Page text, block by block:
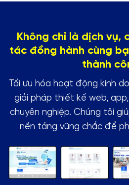
Không chỉ là dịch vụ,
tác đồng hành cùng
thành
Tối ưu hóa hoạt động kinh
giải pháp thiết kế web,
chuyên nghiệp. Chúng tôi
nền tảng vững chắc để